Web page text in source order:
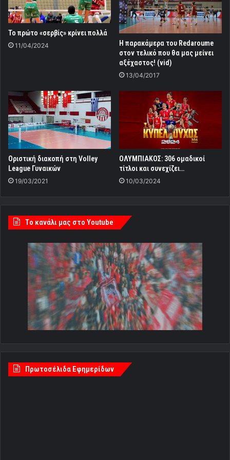
Το πρώτο «σερβίς» κρίνει πολλά
11/04/2024
Η παρακάμερα του Redaroume
στον τελικό που θα μας μείνει
αξέχαστος! (vid)
13/04/2017
Οριστική διακοπή στη Volley
League Γυναικών
19/03/2021
ΟΛΥΜΠΙΑΚΟΣ: 306 ομαδικοί
τίτλοι και συνεχίζει…
10/03/2024
Tο κανάλι μας στο Youtube
Πρωτοσέλιδα Εφημερίδων